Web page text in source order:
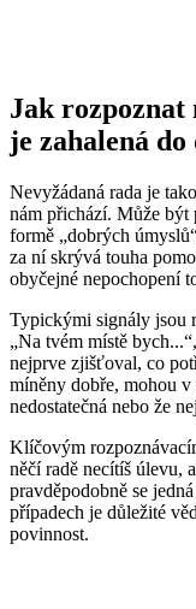
Jak rozpoznat
je zahalená
Nevyžádaná rada je
nám přichází. Může být
formě „dobrých
za ní skrývá touha
obyčejné nepochopení
Typickými signály jsou
„Na tvém místě
nejprve zjišťoval, co
míněny dobře, mohou
nedostatečná nebo že
Klíčovým
něčí radě necítíš úlevu,
pravděpodobně se
případech je důležité
povinnost.